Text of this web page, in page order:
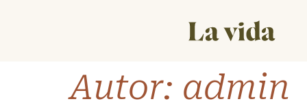
Autor: admin